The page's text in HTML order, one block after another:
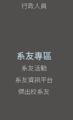
行政人員
系友專區
系友活動
系友資訊平台
傑出校系友